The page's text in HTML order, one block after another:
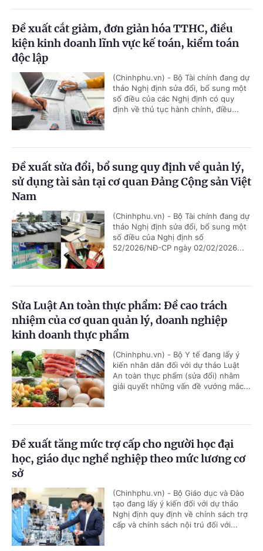
Đề xuất cắt giảm, đơn giản hóa TTHC, điều
kiện kinh doanh lĩnh vực kế toán, kiểm toán
độc lập
(Chinhphu.vn) - Bộ Tài chính đang dự
thảo Nghị định sửa đổi, bổ sung một
số điều của các Nghị định có quy
định về thủ tục hành chính, điều...
Đề xuất sửa đổi, bổ sung quy định về quản lý,
sử dụng tài sản tại cơ quan Đảng Cộng sản Việt
Nam
(Chinhphu.vn) - Bộ Tài chính đang dự
thảo Nghị định sửa đổi, bổ sung một
số điều của Nghị định số
52/2026/NĐ-CP ngày 02/02/2026...
Sửa Luật An toàn thực phẩm: Đề cao trách
nhiệm của cơ quan quản lý, doanh nghiệp
kinh doanh thực phẩm
(Chinhphu.vn) - Bộ Y tế đang lấy ý
kiến nhân dân đối với dự thảo Luật
An toàn thực phẩm (sửa đổi) nhằm
giải quyết những vấn đề vướng mắc...
Đề xuất tăng mức trợ cấp cho người học đại
học, giáo dục nghề nghiệp theo mức lương cơ
sở
(Chinhphu.vn) - Bộ Giáo dục và Đào
tạo đang lấy ý kiến đối với dự thảo
Nghị định quy định về chính sách trợ
cấp và chính sách nội trú đối với...